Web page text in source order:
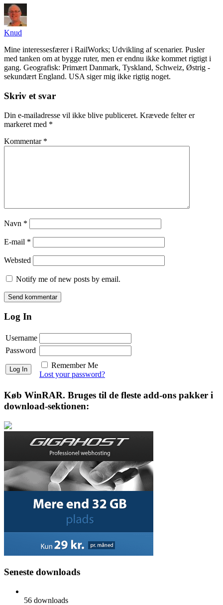
Knud
Mine interessesfærer i RailWorks; Udvikling af scenarier. Pusler
med tanken om at bygge ruter, men er endnu ikke kommet rigtigt i
gang. Geografisk: Primært Danmark, Tyskland, Schweiz, Østrig -
sekundært England. USA siger mig ikke rigtig noget.
Skriv et svar
Din e-mailadresse vil ikke blive publiceret. Krævede felter er
markeret med *
Kommentar *
Navn *
E-mail *
Websted
Notify me of new posts by email.
Log In
Username
Password
Remember Me
Lost your password?
Køb WinRAR. Bruges til de fleste add-ons pakker i
download-sektionen:
Seneste downloads
56 downloads